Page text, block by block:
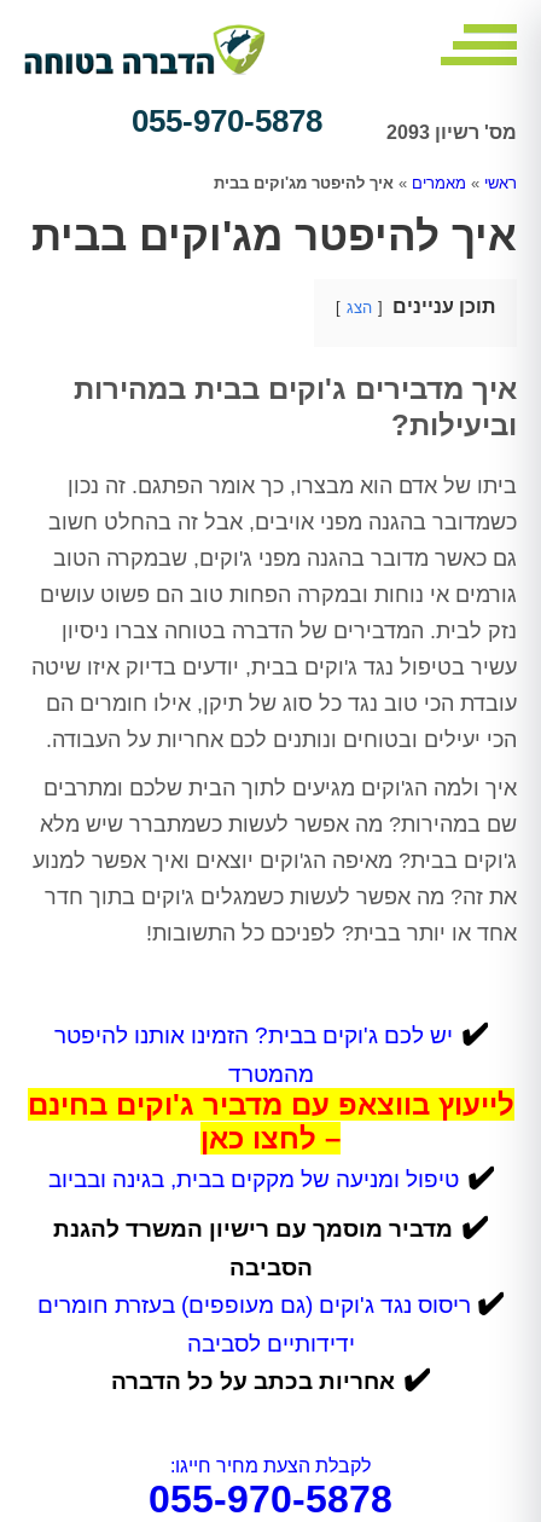
מס' רשיון 2093 055-970-5878
ראשי » מאמרים » איך להיפטר מג'וקים בבית
איך להיפטר מג'וקים בבית
תוכן עניינים הצג
איך מדבירים ג'וקים בבית במהירות
וביעילות?
ביתו של אדם הוא מבצרו, כך אומר הפתגם. זה נכון
כשמדובר בהגנה מפני אויבים, אבל זה בהחלט חשוב
גם כאשר מדובר בהגנה מפני ג'וקים, שבמקרה הטוב
גורמים אי נוחות ובמקרה הפחות טוב הם פשוט עושים
נזק לבית. המדבירים של הדברה בטוחה צברו ניסיון
עשיר בטיפול נגד ג'וקים בבית, יודעים בדיוק איזו שיטה
עובדת הכי טוב נגד כל סוג של תיקן, אילו חומרים הם
הכי יעילים ובטוחים ונותנים לכם אחריות על העבודה.
איך ולמה הג'וקים מגיעים לתוך הבית שלכם ומתרבים
שם במהירות? מה אפשר לעשות כשמתברר שיש מלא
ג'וקים בבית? מאיפה הג'וקים יוצאים ואיך אפשר למנוע
את זה? מה אפשר לעשות כשמגלים ג'וקים בתוך חדר
אחד או יותר בבית? לפניכם כל התשובות!
✔️ יש לכם ג'וקים בבית? הזמינו אותנו להיפטר
מהמטרד
לייעוץ בווצאפ עם מדביר ג'וקים בחינם
– לחצו כאן
✔️ טיפול ומניעה של מקקים בבית, בגינה ובביוב
✔️ מדביר מוסמך עם רישיון המשרד להגנת
הסביבה
✔️ ריסוס נגד ג'וקים (גם מעופפים) בעזרת חומרים
ידידותיים לסביבה
✔️ אחריות בכתב על כל הדברה
לקבלת הצעת מחיר חייגו:
055-970-5878